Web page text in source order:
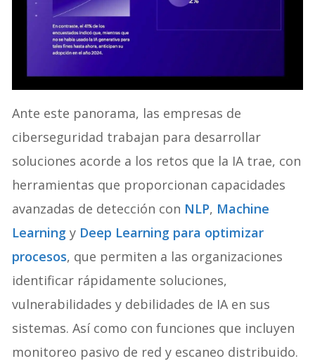
Ante este panorama, las empresas de
ciberseguridad trabajan para desarrollar
soluciones acorde a los retos que la IA trae, con
herramientas que proporcionan capacidades
avanzadas de detección con NLP, Machine
Learning y Deep Learning para optimizar
procesos, que permiten a las organizaciones
identificar rápidamente soluciones,
vulnerabilidades y debilidades de IA en sus
sistemas. Así como con funciones que incluyen
monitoreo pasivo de red y escaneo distribuido.